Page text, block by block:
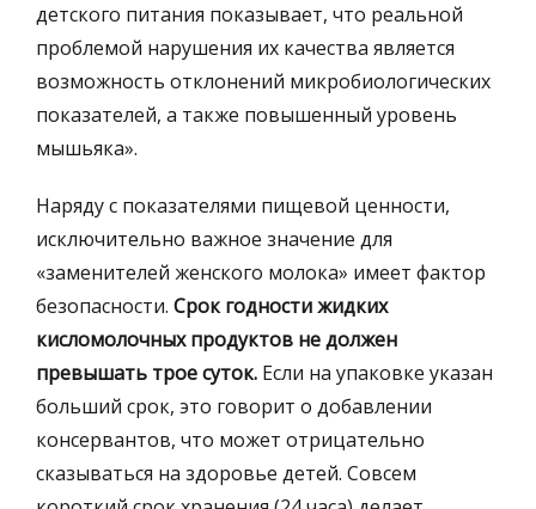
детского питания показывает, что реальной
проблемой нарушения их качества является
возможность отклонений микробиологических
показателей, а также повышенный уровень
мышьяка».
Наряду с показателями пищевой ценности,
исключительно важное значение для
«заменителей женского молока» имеет фактор
безопасности. Срок годности жидких
кисломолочных продуктов не должен
превышать трое суток. Если на упаковке указан
больший срок, это говорит о добавлении
консервантов, что может отрицательно
сказываться на здоровье детей. Совсем